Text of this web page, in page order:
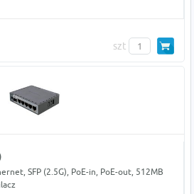
szt
SFP (2.5G), PoE-in, PoE-out, 512MB